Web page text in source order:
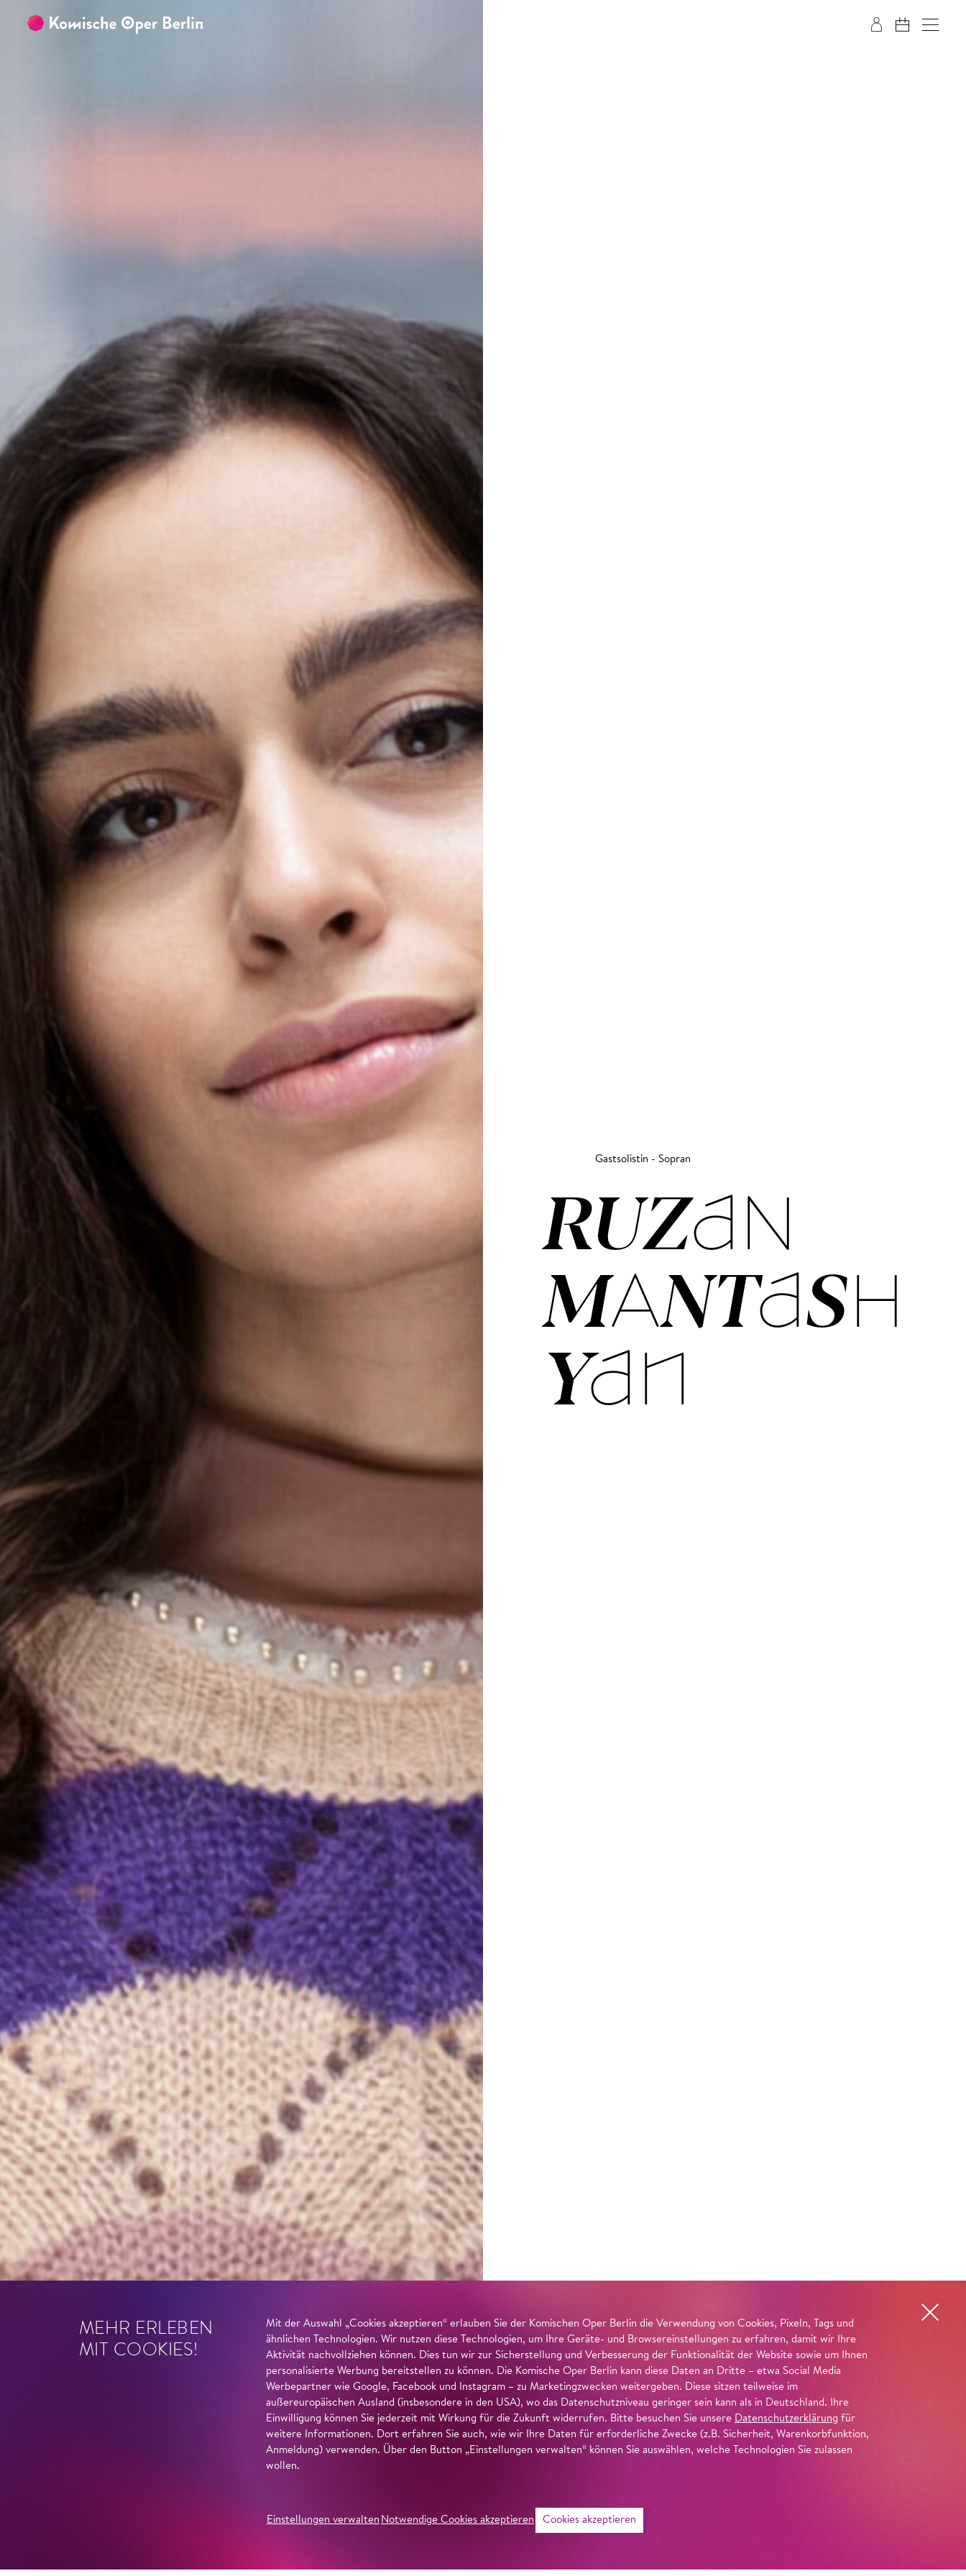
Zum Hauptinhalt springen Zum Footer springen
Gastsolistin - Sopran
RU­ZAN
MAN­TASH­
YAN
MEHR ERLEBEN
MIT COOKIES!
Mit der Auswahl „Cookies akzeptieren“ erlauben Sie der Komischen Oper Berlin die Verwendung von Cookies, Pixeln, Tags und
ähnlichen Technologien. Wir nutzen diese Technologien, um Ihre Geräte- und Browsereinstellungen zu erfahren, damit wir Ihre
Aktivität nachvollziehen können. Dies tun wir zur Sicherstellung und Verbesserung der Funktionalität der Website sowie um Ihnen
personalisierte Werbung bereitstellen zu können. Die Komische Oper Berlin kann diese Daten an Dritte – etwa Social Media
Werbepartner wie Google, Facebook und Instagram – zu Marketingzwecken weitergeben. Diese sitzen teilweise im
außereuropäischen Ausland (insbesondere in den USA), wo das Datenschutzniveau geringer sein kann als in Deutschland. Ihre
Einwilligung können Sie jederzeit mit Wirkung für die Zukunft widerrufen. Bitte besuchen Sie unsere Datenschutzerklärung für
weitere Informationen. Dort erfahren Sie auch, wie wir Ihre Daten für erforderliche Zwecke (z.B. Sicherheit, Warenkorbfunktion,
Anmeldung) verwenden. Über den Button „Einstellungen verwalten“ können Sie auswählen, welche Technologien Sie zulassen
wollen.
Einstellungen verwalten Notwendige Cookies akzeptieren Cookies akzeptieren